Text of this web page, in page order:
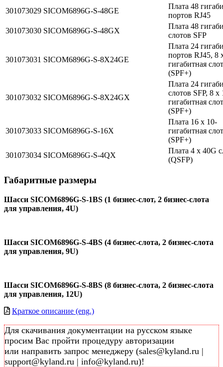
301073029 SICOM6896G-S-48GE
Плата 48
портов RJ45
301073030 SICOM6896G-S-48GX
Плата 48
слотов SFP
301073031 SICOM6896G-S-8X24GE
Плата 24
портов RJ45, 8
гигабитная
(SPF+)
301073032 SICOM6896G-S-8X24GX
Плата 24
слотов SFP, 8 х
гигабитная
(SPF+)
301073033 SICOM6896G-S-16X
Плата 16 х 10-
гигабитная
(SPF+)
301073034 SICOM6896G-S-4QX
Плата 4 х 40G
(QSFP)
Габаритные размеры
Шасси SICOM6896G-S-1BS (1 бизнес-слот, 2 бизнес-слота
для управления, 4U)
Шасси SICOM6896G-S-4BS (4 бизнес-слота, 2 бизнес-слота
для управления, 9U)
Шасси SICOM6896G-S-8BS (8 бизнес-слота, 2 бизнес-слота
для управления, 12U)
Краткое описание (eng.)
Для скачивания документации на русском языке
просим Вас пройти процедуру авторизации
или направить запрос менеджеру (sales@kyland.ru |
support@kyland.ru | info@kyland.ru)!